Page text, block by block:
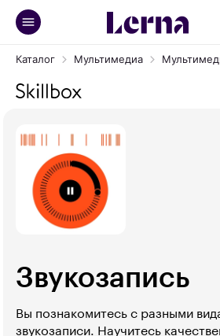
Каталог Мультимедиа
Звукозапись
Вы познакомитесь с разными
звукозаписи. Научитесь